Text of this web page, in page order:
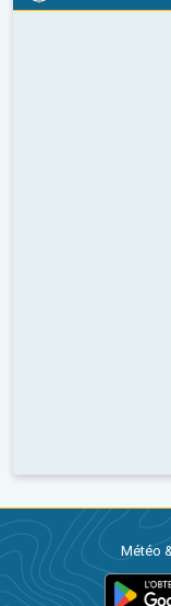
Météo